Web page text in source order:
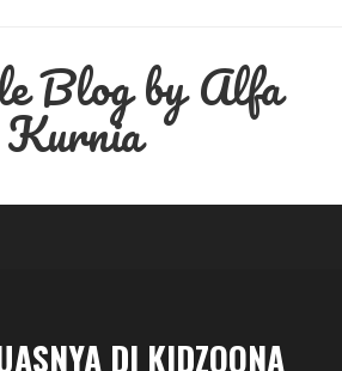
Blog by Alfa
Kurnia
DI KIDZOONA